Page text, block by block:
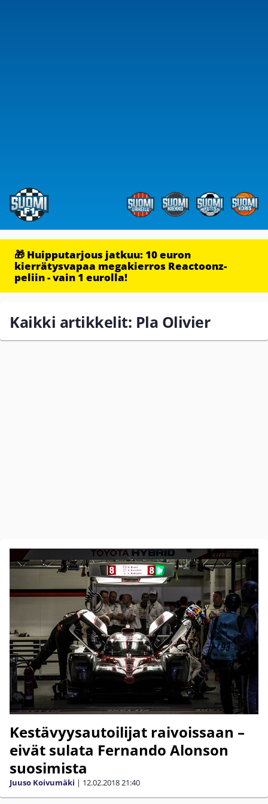
🎁 Huipputarjous jatkuu: 10 euron
kierrätysvapaa megakierros Reactoonz-
peliin - vain 1 eurolla!
Kaikki artikkelit: Pla Olivier
Kestävyysautoilijat raivoissaan –
eivät sulata Fernando Alonson
suosimista
Juuso Koivumäki | 12.02.201821:40